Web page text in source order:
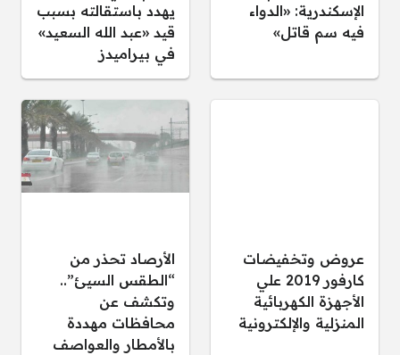
الإسكندرية: «الدواء
فيه سم قاتل»
يهدد باستقالته بسبب
قيد «عبد الله السعيد»
في بيراميدز
عروض وتخفيضات
كارفور 2019 علي
الأجهزة الكهربائية
المنزلية والإلكترونية
الأرصاد تحذر من
“الطقس السيئ”..
وتكشف عن
محافظات مهددة
بالأمطار والعواصف